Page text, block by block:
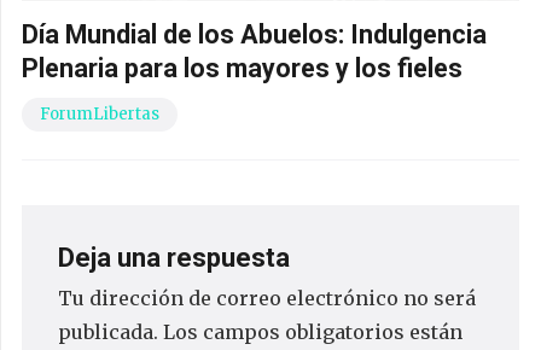
Día Mundial de los Abuelos: Indulgencia
Plenaria para los mayores y los fieles
ForumLibertas
Deja una respuesta
Tu dirección de correo electrónico no será
publicada. Los campos obligatorios están